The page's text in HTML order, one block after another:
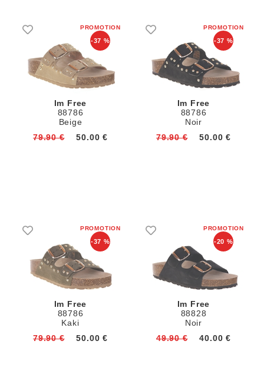
-37 %
Im Free
88786
Beige
79.90 €
50.00 €
-37 %
Im Free
88786
Noir
79.90 €
50.00 €
-37 %
Im Free
88786
Kaki
79.90 €
50.00 €
-20 %
Im Free
88828
Noir
49.90 €
40.00 €